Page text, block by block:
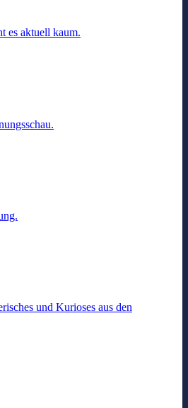
es aktuell kaum.
und Kurioses aus den